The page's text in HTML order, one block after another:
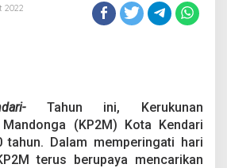
2022
Tahun ini, Kerukunan
(KP2M) Kota Kendari
tahun. Dalam memperingati hari
terus berupaya mencarikan